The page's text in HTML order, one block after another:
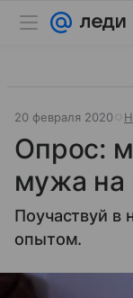
20 февраля 2020
Опрос:
мужа на
Поучаствуй в
опытом.